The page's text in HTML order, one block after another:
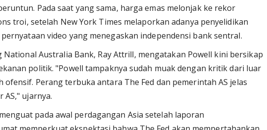
Pada saat yang sama, harga emas melonjak ke rekor
troi, setelah New York Times melaporkan adanya penyelidikan
video yang menegaskan independensi bank sentral.
Australia Bank, Ray Attrill, mengatakan Powell kini bersikap
politik. "Powell tampaknya sudah muak dengan kritik dari luar
Perang terbuka antara The Fed dan pemerintah AS jelas
ujarnya.
pada awal perdagangan Asia setelah laporan